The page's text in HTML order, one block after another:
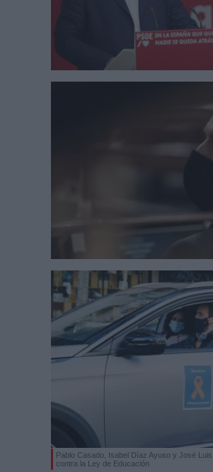
Pablo Casado, Isabel Díaz Ayuso y José
contra la Ley de Educación